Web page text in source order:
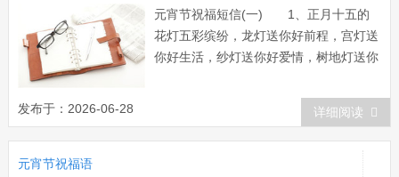
元宵节祝福短信(一) 1、正月十五的
花灯五彩缤纷，龙灯送你好前程，宫灯送
你好生活，纱灯送你好爱情，树地灯送你
灯不仅能为你的佳节生活增光添彩，更能
使你今后的日子炫如彩虹! 2、正月十
五闹元宵，大街小巷锣鼓喧，万户千门弦
管声，狮子滚球遍地锦，二龙戏珠满天
发布于：2026-06-28 详细阅读
元宵节祝福语